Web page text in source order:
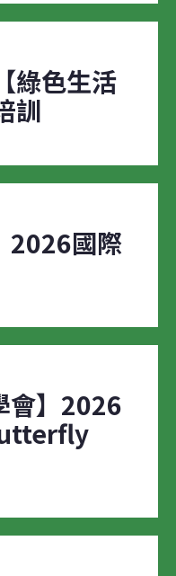
綠色生活
訓
2026國際
會】2026